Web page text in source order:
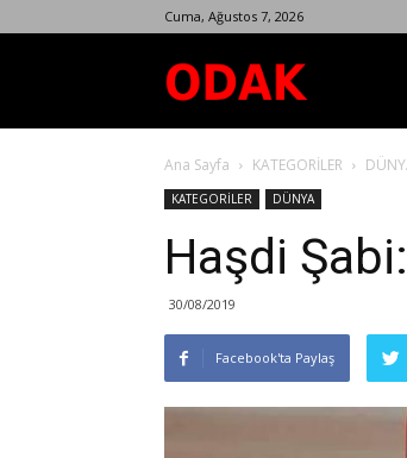
Cuma, Ağustos 7, 2026
Dergisi
Ana Sayfa KATEGORİLER
KATEGORİLER DÜNYA
Haşdi
30/08/2019
Facebook'ta Paylaş